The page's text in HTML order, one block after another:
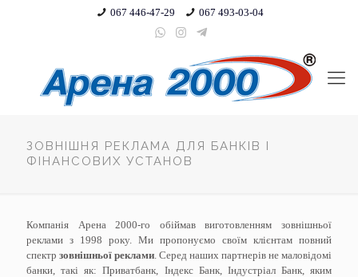
067 446-47-29 067 493-03-04
ЗОВНІШНЯ РЕКЛАМА ДЛЯ БАНКІВ І
ФІНАНСОВИХ УСТАНОВ
Компанія Арена 2000-го обіймав виготовленням зовнішньої
реклами з 1998 року. Ми пропонуємо своїм клієнтам повний
спектр зовнішньої реклами. Серед наших партнерів не маловідомі
банки, такі як: Приватбанк, Індекс Банк, Індустріал Банк, яким